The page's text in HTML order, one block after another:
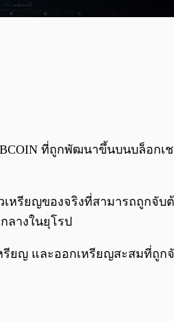
ที่ถูกพัฒนาขึ้นบนบล็อกเ
หรียญของจริงที่สามารถถูกจั
ลางในยุโรป
ยญ และออกเหรียญสะสมที่ถู